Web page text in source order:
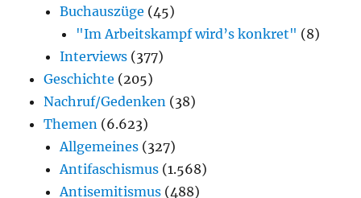
Buchauszüge (45)
"Im Arbeitskampf wird’s konkret" (8)
Interviews (377)
Geschichte (205)
Nachruf/Gedenken (38)
Themen (6.623)
Allgemeines (327)
Antifaschismus (1.568)
Antisemitismus (488)